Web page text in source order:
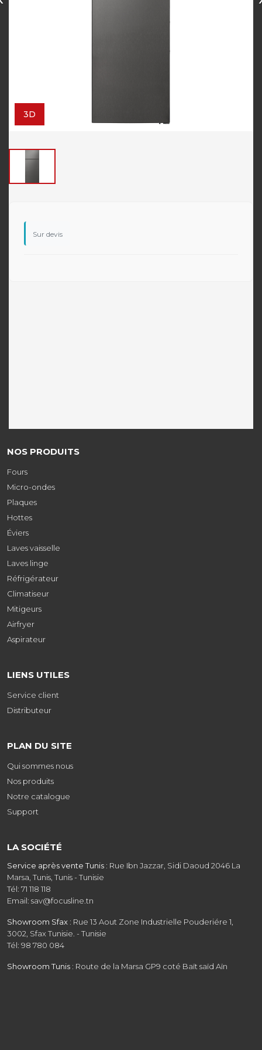
3D
Sur devis
NOS PRODUITS
Fours
Micro-ondes
Plaques
Hottes
Éviers
Laves vaisselle
Laves linge
Réfrigérateur
Climatiseur
Mitigeurs
Airfryer
Aspirateur
LIENS UTILES
Service client
Distributeur
PLAN DU SITE
Qui sommes nous
Nos produits
Notre catalogue
Support
LA SOCIÉTÉ
Service après vente Tunis : Rue Ibn Jazzar, Sidi Daoud 2046 La
Marsa, Tunis, Tunis - Tunisie
Tél: 71 118 118
Email: sav@focusline.tn
Showroom Sfax : Rue 13 Aout Zone Industrielle Pouderiére 1,
3002, Sfax Tunisie. - Tunisie
Tél: 98 780 084
Showroom Tunis : Route de la Marsa GP9 coté Baït saïd Aïn